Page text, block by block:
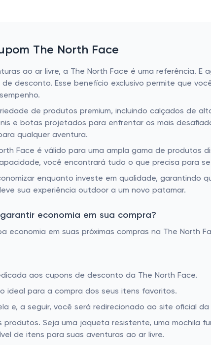
The North Face
ao ar livre, a The North Face é uma referência. E
desconto. Esse benefício exclusivo permite que
de produtos premium, incluindo calçados de
e botas projetados para enfrentar os mais
qualquer aventura.
Face é válido para uma ampla gama de produtos
você encontrará tudo o que precisa para
enquanto investe em qualidade, garantindo
sua experiência outdoor a um novo patamar.
economia em sua compra?
economia em suas próximas compras na The North
aos cupons de desconto da The North Face.
ideal para a compra dos seus itens favoritos.
e, a seguir, você será redirecionado ao site oficial da
Seja uma jaqueta resistente, uma mochila
de itens para suas aventuras ao ar livre.